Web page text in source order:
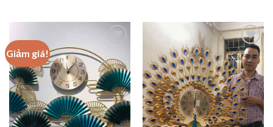
đến
1.975.000 ₫
678.093 ₫.
Giảm giá!
Add to
wishlist
Add to
wishlist